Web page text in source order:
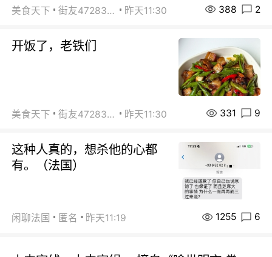
美食天下 街友472838572 昨天11:30 388 2
开饭了，老铁们
美食天下 街友472838572 昨天11:30 331 9
这种人真的，想杀他的心都
有。（法国）
闲聊法国 匿名 昨天11:19 1255 6